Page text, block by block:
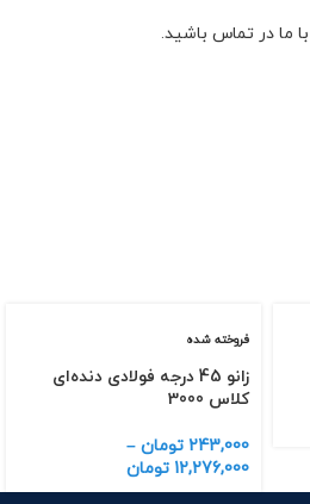
با ما در تماس باشید.
فروخته شده
زانو 45 درجه فولادی دنده‌ای
کلاس 3000
243,000 تومان –
12,276,000 تومان